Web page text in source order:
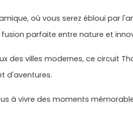
où vous serez ébloui par
parfaite entre nature et
des villes modernes, ce circuit
d'aventures.
à vivre des moments